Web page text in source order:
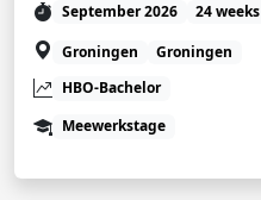
September 2026 24 weeks
Groningen
Groningen
HBO-Bachelor
Meewerkstage